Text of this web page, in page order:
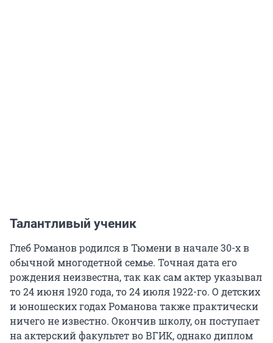
Талантливый ученик
Глеб Романов родился в Тюмени в начале 30-х в
обычной многодетной семье. Точная дата его
рождения неизвестна, так как сам актер указывал
то 24 июня 1920 года, то 24 июля 1922-го. О детских
и юношеских годах Романова также практически
ничего не известно. Окончив школу, он поступает
на актерский факультет во ВГИК, однако диплом